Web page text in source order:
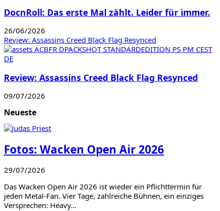
DocnRoll: Das erste Mal zählt. Leider für immer.
26/06/2026
Review: Assassins Creed Black Flag Resynced
Review: Assassins Creed Black Flag Resynced
09/07/2026
Neueste
Fotos: Wacken Open Air 2026
29/07/2026
Das Wacken Open Air 2026 ist wieder ein Pflichttermin für
jeden Metal-Fan. Vier Tage, zahlreiche Bühnen, ein einziges
Versprechen: Heavy…